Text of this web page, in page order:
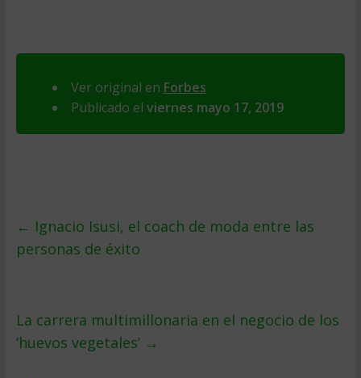
Ver original en Forbes
Publicado el viernes mayo 17, 2019
← Ignacio Isusi, el coach de moda entre las
personas de éxito
La carrera multimillonaria en el negocio de los
‘huevos vegetales’ →